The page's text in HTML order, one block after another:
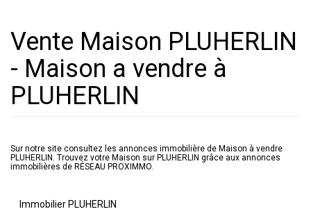
Vente Maison PLUHERLIN
- Maison a vendre à
PLUHERLIN
Sur notre site consultez les annonces immobilière de Maison à vendre
PLUHERLIN. Trouvez votre Maison sur PLUHERLIN grâce aux annonces
immobilières de RÉSEAU PROXIMMO.
Immobilier PLUHERLIN